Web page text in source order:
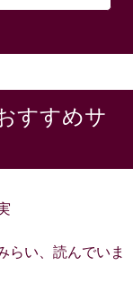
すすめサ
らい、読んでいま